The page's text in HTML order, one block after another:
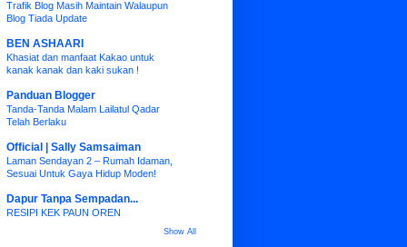
Trafik Blog Masih Maintain Walaupun
Blog Tiada Update
BEN ASHAARI
Khasiat dan manfaat Kakao untuk
kanak kanak dan kaki sukan !
Panduan Blogger
Tanda-Tanda Malam Lailatul Qadar
Telah Berlaku
Official | Sally Samsaiman
Laman Sendayan 2 – Rumah Idaman,
Sesuai Untuk Gaya Hidup Moden!
Dapur Tanpa Sempadan...
RESIPI KEK PAUN OREN
Show All